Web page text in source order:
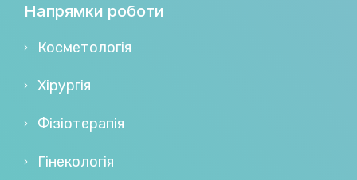
Напрямки роботи
Косметологія
Хірургія
Фізіотерапія
Гінекологія